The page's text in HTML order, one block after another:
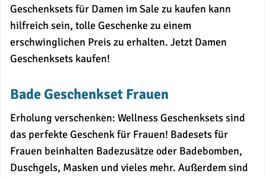
Geschenksets für Damen im Sale zu kaufen kann
hilfreich sein, tolle Geschenke zu einem
erschwinglichen Preis zu erhalten. Jetzt Damen
Geschenksets kaufen!
Bade Geschenkset Frauen
Erholung verschenken: Wellness Geschenksets sind
das perfekte Geschenk für Frauen! Badesets für
Frauen beinhalten Badezusätze oder Badebomben,
Duschgels, Masken und vieles mehr. Außerdem sind